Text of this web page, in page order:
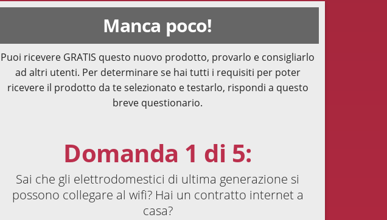
Manca poco!
Puoi ricevere GRATIS questo nuovo prodotto, provarlo e consigliarlo
ad altri utenti. Per determinare se hai tutti i requisiti per poter
ricevere il prodotto da te selezionato e testarlo, rispondi a questo
breve questionario.
Domanda 1 di 5:
Sai che gli elettrodomestici di ultima generazione si
possono collegare al wifi? Hai un contratto internet a
casa?